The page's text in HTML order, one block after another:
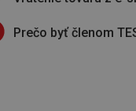
Prečo byť členom